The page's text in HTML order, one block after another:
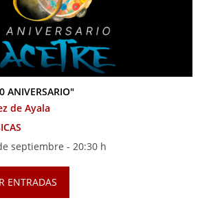
ANIVERSARIO"
de Ayala
septiembre - 20:30 h
ENTRADAS